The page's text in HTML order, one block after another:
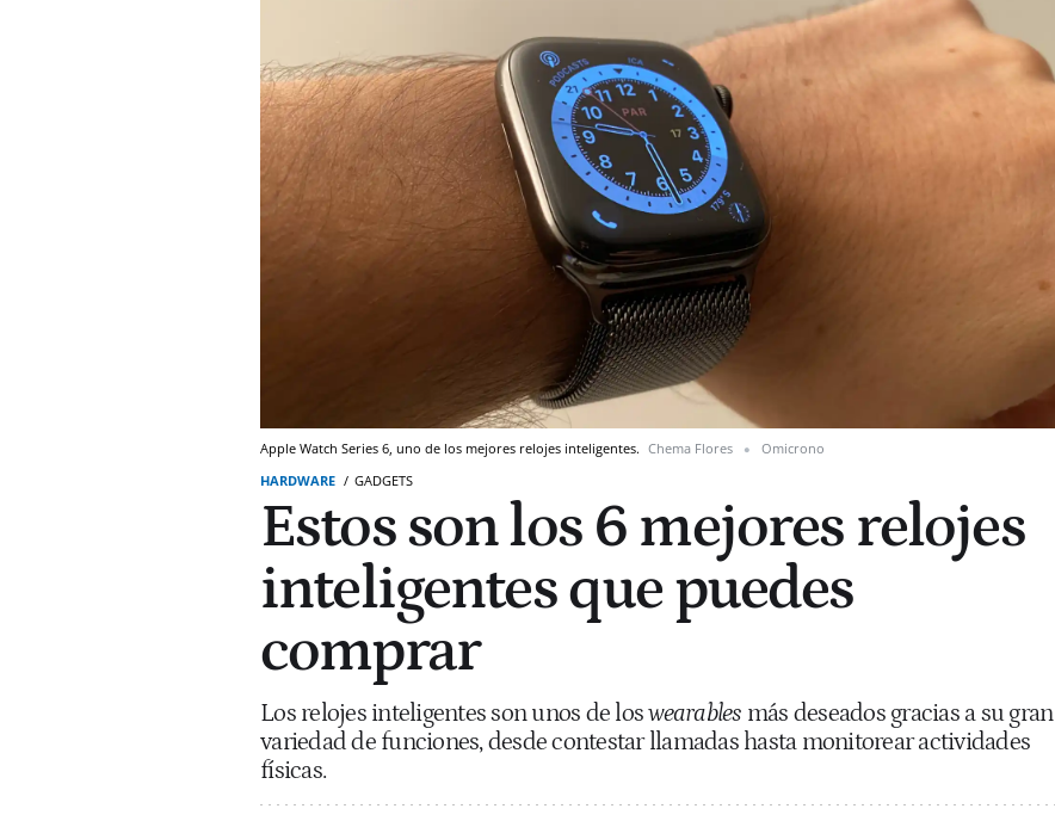
Apple Watch Series 6, uno de los mejores relojes inteligentes. Chema Flores
Omicrono
HARDWARE
GADGETS
Estos son los 6 mejores relojes
inteligentes que puedes
comprar
Los relojes inteligentes son unos de loswearables más deseados gracias a su gran
variedad de funciones, desde contestar llamadas hasta monitorear actividades
físicas.